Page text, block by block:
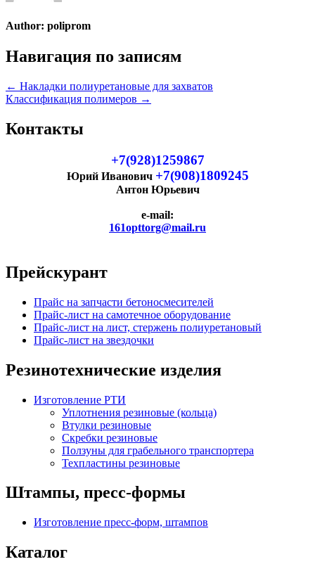
Author: poliprom
Навигация по записям
← Накладки полиуретановые для захватов
Классификация полимеров →
Контакты
+7(928)1259867
Юрий Иванович +7(908)1809245
Антон Юрьевич
e-mail:
161opttorg@mail.ru
Прейскурант
Прайс на запчасти бетоносмесителей
Прайс-лист на самотечное оборудование
Прайс-лист на лист, стержень полиуретановый
Прайс-лист на звездочки
Резинотехнические изделия
Изготовление РТИ
Уплотнения резиновые (кольца)
Втулки резиновые
Скребки резиновые
Ползуны для грабельного транспортера
Техпластины резиновые
Штампы, пресс-формы
Изготовление пресс-форм, штампов
Каталог